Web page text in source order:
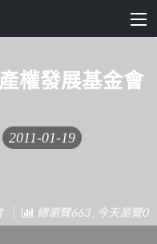
權發展基金會
2011-01-19
總瀏覽663 , 今天瀏覽0